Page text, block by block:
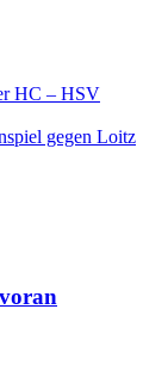
HC – HSV
gegen Loitz